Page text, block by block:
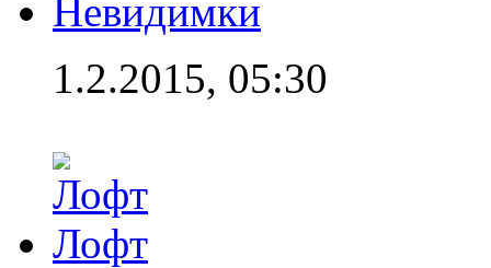
Невидимки
1.2.2015, 05:30
Лофт